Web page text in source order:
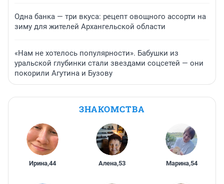
Одна банка — три вкуса: рецепт овощного ассорти на
зиму для жителей Архангельской области
«Нам не хотелось популярности». Бабушки из
уральской глубинки стали звездами соцсетей — они
покорили Агутина и Бузову
ЗНАКОМСТВА
Ирина,44 Алена,53 Марина,54